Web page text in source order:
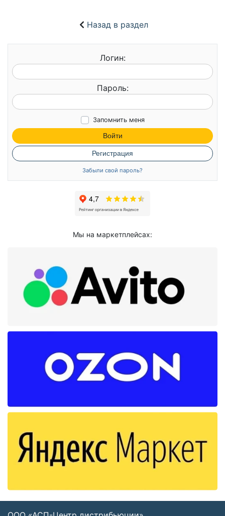
Назад в раздел
Логин:
Пароль:
Запомнить меня
Войти
Регистрация
Забыли свой пароль?
Мы на маркетплейсах: